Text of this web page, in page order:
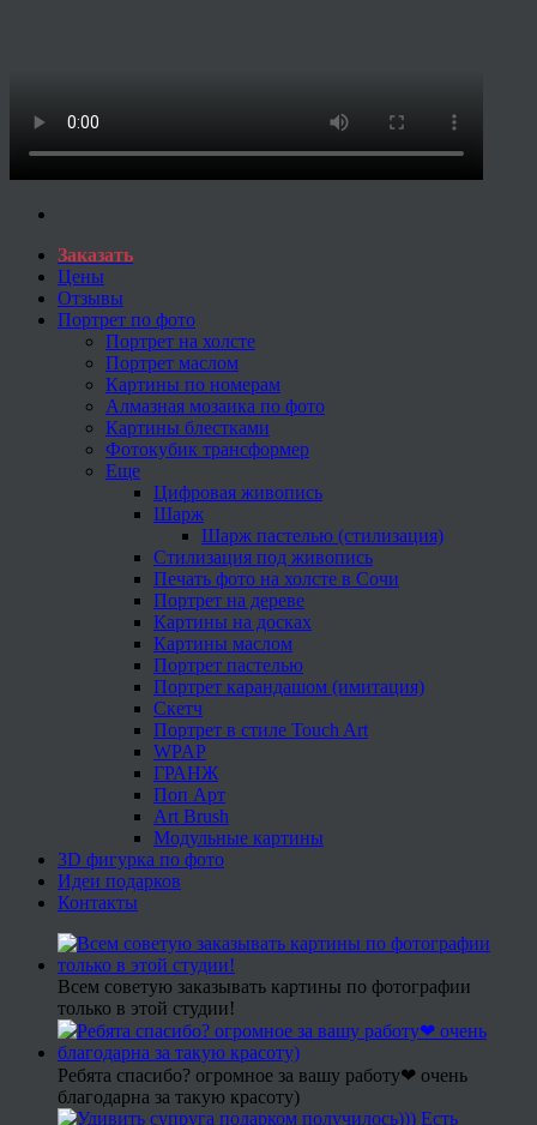
Заказать
Цены
Отзывы
Портрет по фото
Портрет на холсте
Портрет маслом
Картины по номерам
Алмазная мозаика по фото
Картины блестками
Фотокубик трансформер
Еще
Цифровая живопись
Шарж
Шарж пастелью (стилизация)
Стилизация под живопись
Печать фото на холсте в Сочи
Портрет на дереве
Картины на досках
Картины маслом
Портрет пастелью
Портрет карандашом (имитация)
Скетч
Портрет в стиле Touch Art
WPAP
ГРАНЖ
Поп Арт
Art Brush
Модульные картины
3D фигурка по фото
Идеи подарков
Контакты
Всем советую заказывать картины по фотографии
только в этой студии!
Ребята спасибо? огромное за вашу работу❤ очень
благодарна за такую красоту)